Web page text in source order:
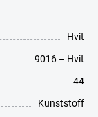
Hvit
9016 – Hvit
44
Kunststoff